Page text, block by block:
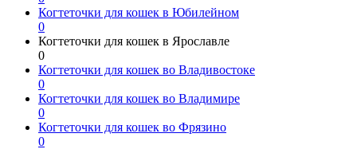
Когтеточки для кошек в Юбилейном
0
Когтеточки для кошек в Ярославле
0
Когтеточки для кошек во Владивостоке
0
Когтеточки для кошек во Владимире
0
Когтеточки для кошек во Фрязино
0